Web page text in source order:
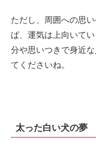
ただし、周囲への思
ば、運気は上向いて
分や思いつきで身近
てくださいね。
太った白い犬の夢